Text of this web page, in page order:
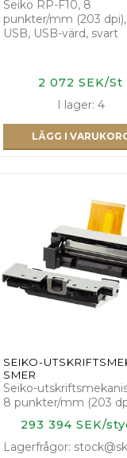
Seiko RP-F10, 8
punkter/mm (203
USB, USB-värd, svart
2 072 SEK/St
I lager: 4
LÄGG I
S­E­I­K­O­-­
S­M­E­R
Seiko-
8 punkter/mm (203
293 394 SEK/
Lagerfrågor: